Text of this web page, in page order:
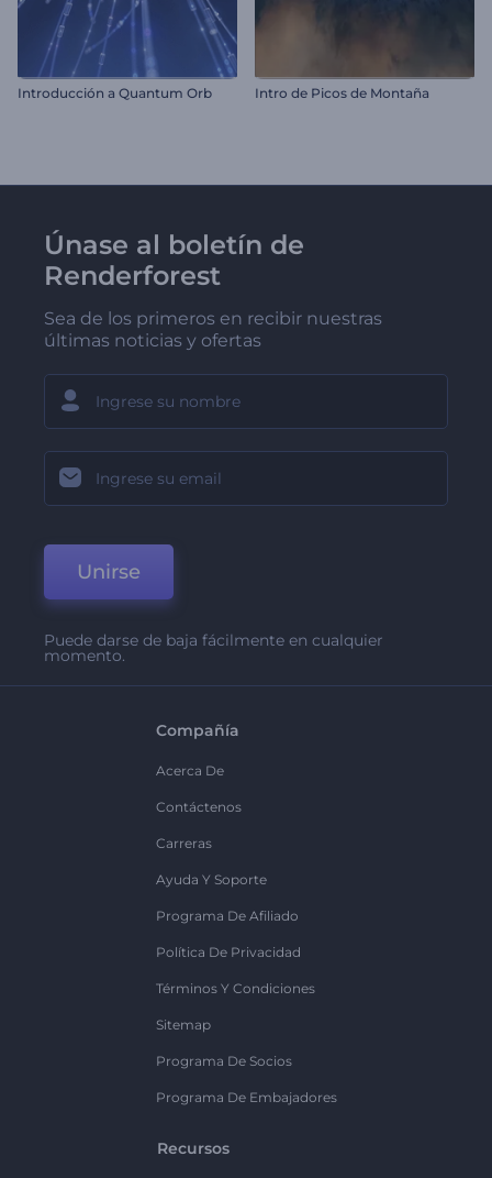
Introducción a Quantum Orb Intro de Picos de Montaña
Únase al boletín de
Renderforest
Sea de los primeros en recibir nuestras
últimas noticias y ofertas
Unirse
Puede darse de baja fácilmente en cualquier
momento.
Compañía
Acerca De
Contáctenos
Carreras
Ayuda Y Soporte
Programa De Afiliado
Política De Privacidad
Términos Y Condiciones
Sitemap
Programa De Socios
Programa De Embajadores
Recursos